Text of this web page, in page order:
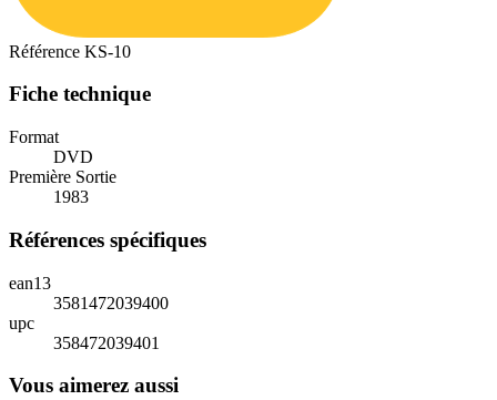
Référence KS-10
Fiche technique
Format
DVD
Première Sortie
1983
Références spécifiques
ean13
3581472039400
upc
358472039401
Vous aimerez aussi